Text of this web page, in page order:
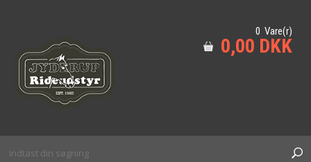
0 Vare(r)
0,00 DKK